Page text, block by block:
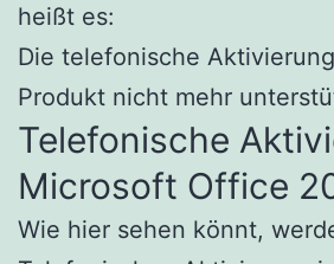
heißt es:
Die telefonische
Produkt nicht mehr
Telefonische
Microsoft Office
Wie hier sehen könnt,